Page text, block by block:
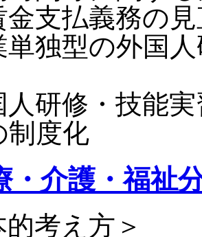
金支払義務の
単独型の外国
人研修・技能
制度化
・介護・福祉
的考え方＞